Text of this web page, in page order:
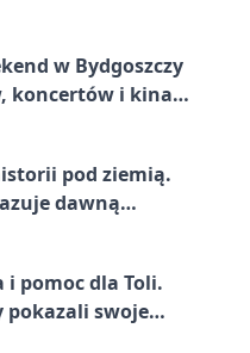
w Bydgoszczy
koncertów i kina
pod ziemią.
dawną
i pomoc dla Toli.
pokazali swoje